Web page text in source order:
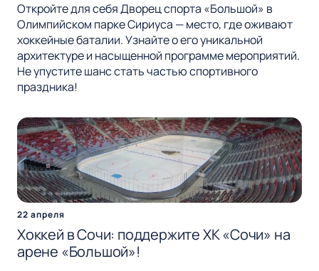
Откройте для себя Дворец спорта «Большой» в
Олимпийском парке Сириуса — место, где оживают
хоккейные баталии. Узнайте о его уникальной
архитектуре и насыщенной программе мероприятий.
Не упустите шанс стать частью спортивного
праздника!
22 апреля
Хоккей в Сочи: поддержите ХК «Сочи» на
арене «Большой»!